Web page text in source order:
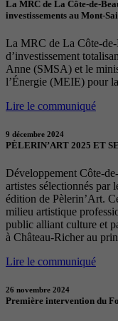
La MRC de La Côte-de-
investissements au Mont-
La MRC de La Côte-de-
d’investissement
Anne (SMSA) et le
l’Énergie (MEIE) pour
Lire le communiqué
9 décembre 2024
PÈLERIN’ART 2025 ET
Développement Côte-
artistes sélectionnés par
édition de Pèlerin’Art.
milieu artistique
public alliant culture et
à Château-Richer au
Lire le communiqué
26 novembre 2024
Première intervention du